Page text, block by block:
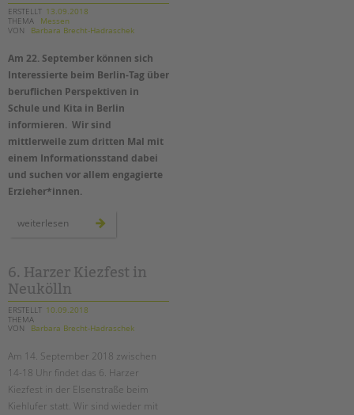
ERSTELLT 13.09.2018
THEMA
Messen
VON
Barbara Brecht-Hadraschek
Am 22. September können sich
Interessierte beim Berlin-Tag über
beruflichen Perspektiven in
Schule und Kita in Berlin
informieren. Wir sind
mittlerweile zum dritten Mal mit
einem Informationsstand dabei
und suchen vor allem engagierte
Erzieher*innen.
weiterlesen
tag
–
erzieher*innen
gesucht!
6. Harzer Kiezfest in
Neukölln
ERSTELLT 10.09.2018
THEMA
VON
Barbara Brecht-Hadraschek
Am 14. September 2018 zwischen
14-18 Uhr findet das 6. Harzer
Kiezfest in der Elsenstraße beim
Kiehlufer statt. Wir sind wieder mit